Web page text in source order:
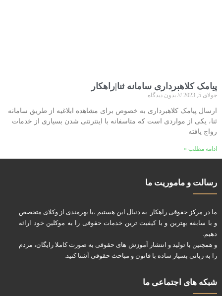
پیامک کلاهبرداری سامانه ثنا|راهکار
جولای 5, 2023 بدون دیدگاه
ارسال پیامک کلاهبرداری به خصوص برای مشاهده ابلاغیه از طریق سامانه
ثنا، یکی از مواردی است که متاسفانه با اینترنتی شدن بسیاری از خدمات
رواج یافته
ادامه مطلب »
رسالت و ماموریت ما
ما در مرکز حقوقی راهکار به دنبال این هستیم ،با بهرمندی از وکلای متخصص
و با سابقه بهترین و با کیفیت ترین خدمات حقوقی را به موکلین خود ارائه
دهیم.
و همچنین با تولید و انتشار آموزش های حقوقی به صورت کاملا رایگان، مردم
را به زبانی بسیار ساده با قانون و مباحث حقوقی آشنا کنید.
شبکه های اجتماعی ما